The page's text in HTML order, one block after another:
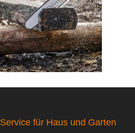
Service für Haus und Garten